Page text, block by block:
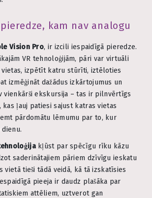
kam nav analogu
Vision Pro, ir izcili iespaidīgā pieredze.
VR tehnoloģijām, pāri var virtuāli
vietas, izpētīt katru stūrīti, iztēloties
izmēģināt dažādus izkārtojumus un
vienkārši ekskursija – tas ir pilnvērtīgs
ļauj patiesi sajust katras vietas
pārdomātu lēmumu par to, kur
kļūst par spēcīgu rīku kāzu
saderinātajiem pāriem dzīvīgu ieskatu
vietā tieši tādā veidā, kā tā izskatīsies
pieeja ir daudz plašāka par
attēliem, uztverot gan